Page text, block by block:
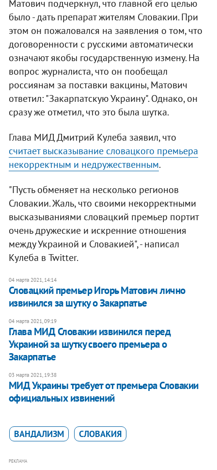
Матович подчеркнул, что главной его целью
было - дать препарат жителям Словакии. При
этом он пожаловался на заявления о том, что
договоренности с русскими автоматически
означают якобы государственную измену. На
вопрос журналиста, что он пообещал
россиянам за поставки вакцины, Матович
ответил: "Закарпатскую Украину". Однако, он
сразу же отметил, что это была шутка.
Глава МИД Дмитрий Кулеба заявил, что
считает высказывание словацкого премьера
некорректным и недружественным.
"Пусть обменяет на несколько регионов
Словакии. Жаль, что своими некорректными
высказываниями словацкий премьер портит
очень дружеские и искренние отношения
между Украиной и Словакией", - написал
Кулеба в Twitter.
04 марта 2021, 14:14
Словацкий премьер Игорь Матович лично
извинился за шутку о Закарпатье
04 марта 2021, 09:19
Глава МИД Словакии извинился перед
Украиной за шутку своего премьера о
Закарпатье
03 марта 2021, 19:38
МИД Украины требует от премьера Словакии
официальных извинений
ВАНДАЛИЗМ СЛОВАКИЯ
РЕКЛАМА